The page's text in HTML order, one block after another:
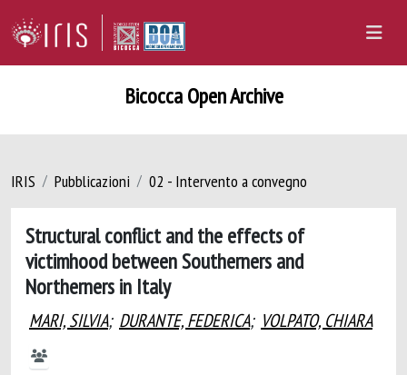
Bicocca Open Archive
IRIS Pubblicazioni 02 - Intervento a convegno
Structural conflict and the effects of
victimhood between Southerners and
Northerners in Italy
MARI, SILVIA; DURANTE, FEDERICA; VOLPATO, CHIARA